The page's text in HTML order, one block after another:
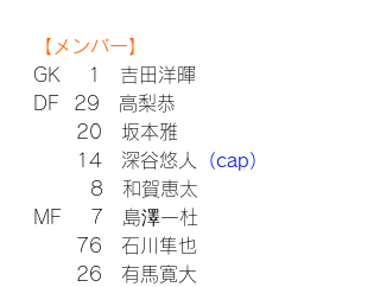
【メンバー】
GK    1　吉田洋暉
DF  29　高梨恭
      20　坂本雅
      14　深谷悠人
（cap）
        8　和賀恵太
MF    7　島澤一杜
      76　石川隼也
      26　有馬寛大